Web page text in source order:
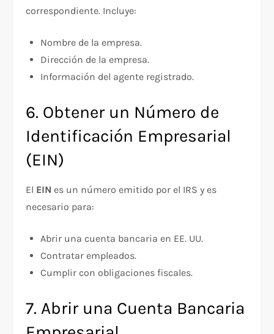
correspondiente. Incluye:
Nombre de la empresa.
Dirección de la empresa.
Información del agente registrado.
6. Obtener un Número de
Identificación Empresarial
(EIN)
El EIN es un número emitido por el IRS y es
necesario para:
Abrir una cuenta bancaria en EE. UU.
Contratar empleados.
Cumplir con obligaciones fiscales.
7. Abrir una Cuenta Bancaria